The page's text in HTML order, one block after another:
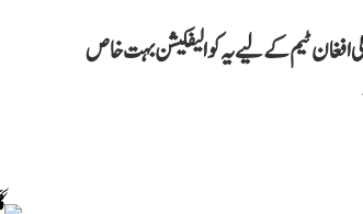
افغان ٹیم کے لیے یہ کوالیفکیشن بہت خاص